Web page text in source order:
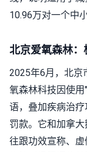
10.96万对一个中
北京爱氧森林：
2025年6月，北京
氧森林科技因使
语，叠加疾病治
罚款。它和加拿
往跟功效宣称、